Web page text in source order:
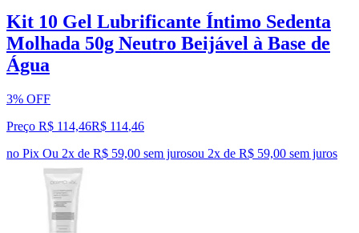
Kit 10 Gel Lubrificante Íntimo Sedenta
Molhada 50g Neutro Beijável à Base de
Água
3% OFF
Preço R$ 114,46R$ 114,46
no Pix Ou 2x de R$ 59,00 sem jurosou 2x de R$ 59,00 sem juros